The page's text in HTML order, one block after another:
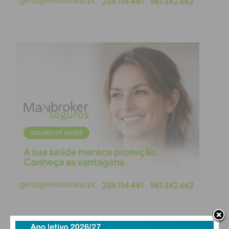
“O pai queixou-se no TEDH e, no final do mês
passado, os juízes europeus foram perentórios: “O
STJ parece ter atribuído um peso preponderante
aos interesses da mãe, ignorando outros fatores,
principalmente o interesse superior da criança e os
direitos do pai”, lê-se no jornal diário.
Segundo o JN, a menina encontra-se a viver com o
pai em França e esta decisão TEDH não altera a
decisão do STJ, que diz que a menina devia viver em
Subscreva a newsletter do